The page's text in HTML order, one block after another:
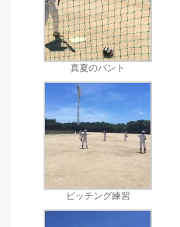
真夏のバント
ピッチング練習